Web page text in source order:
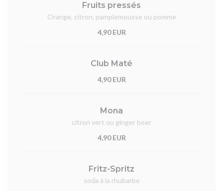
Fruits pressés
Orange, citron, pamplemousse ou pomme
4,90 EUR
Club Maté
4,90 EUR
Mona
citron vert ou ginger beer
4,90 EUR
Fritz-Spritz
soda à la rhubarbe